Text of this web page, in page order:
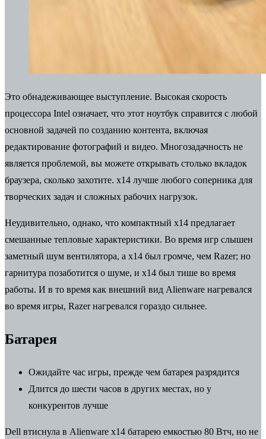
Это обнадеживающее выступление. Высокая скорость
процессора Intel означает, что этот ноутбук справится с любой
основной задачей по созданию контента, включая
редактирование фотографий и видео. Многозадачность не
является проблемой, вы можете открывать столько вкладок
браузера, сколько захотите. x14 лучше любого соперника для
творческих задач и сложных рабочих нагрузок.
Неудивительно, однако, что компактный x14 предлагает
смешанные тепловые характеристики. Во время игр слышен
заметный шум вентилятора, а x14 был громче, чем Razer; но
гарнитура позаботится о шуме, и x14 был тише во время
работы. И в то время как внешний вид Alienware нагревался
во время игры, Razer нагревался гораздо сильнее.
Батарея
Ожидайте час игры, прежде чем батарея разрядится
Длится до шести часов в других местах, но у
конкурентов лучше
Dell втиснула в Alienware x14 батарею емкостью 80 Втч, но не